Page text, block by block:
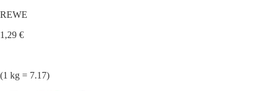
REWE
1,29 €
(1 kg = 7.17)